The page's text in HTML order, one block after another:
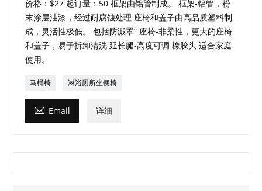
价格：$27 起订量：50 框架由铝管制成。 框架-铝管，粉
末涂层油漆，经过耐腐蚀处理 座椅和盖子由高品质塑料制
成，灵活性极低。 包括防溅罩” 座椅-非柔性，更大的座椅
和盖子，易于拆卸清洗 延长腿-高度可调 橡胶头 适合家庭
使用。
马桶椅 淋浴厕所坐便椅
 Email 详细